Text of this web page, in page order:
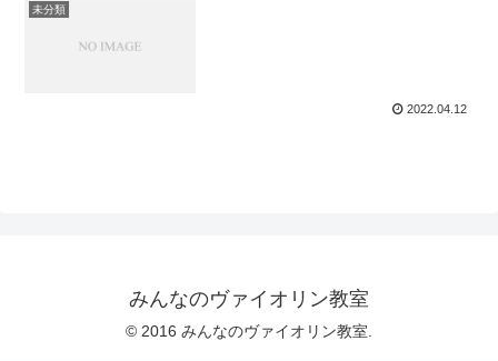
未分類
2022.04.12
みんなのヴァイオリン教室
© 2016 みんなのヴァイオリン教室.